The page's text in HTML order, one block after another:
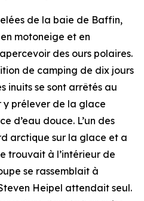
de la baie de Baffin,
motoneige et en
des ours polaires.
de camping de dix jours
inuits se sont arrêtés au
prélever de la glace
d’eau douce. L’un des
arctique sur la glace et a
trouvait à l’intérieur de
se rassemblait à
Heipel attendait seul.